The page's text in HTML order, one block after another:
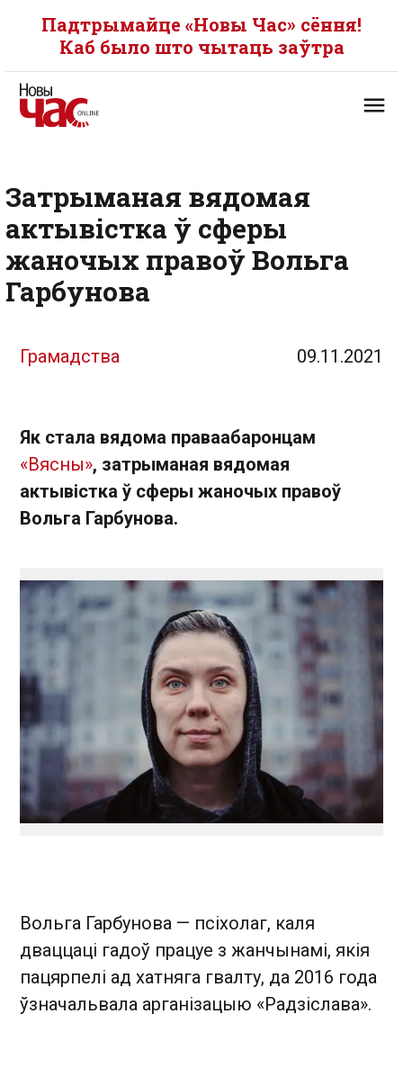
Падтрымайце «Новы Час» сёння!
Каб было што чытаць заўтра
Затрыманая вядомая
актывістка ў сферы
жаночых правоў Вольга
Гарбунова
Грамадства 09.11.2021
Як стала вядома праваабаронцам
«Вясны», затрыманая вядомая
актывістка ў сферы жаночых правоў
Вольга Гарбунова.
Вольга Гарбунова — псіхолаг, каля
дваццаці гадоў працуе з жанчынамі, якія
пацярпелі ад хатняга гвалту, да 2016 года
ўзначальвала арганізацыю «Радзіслава».